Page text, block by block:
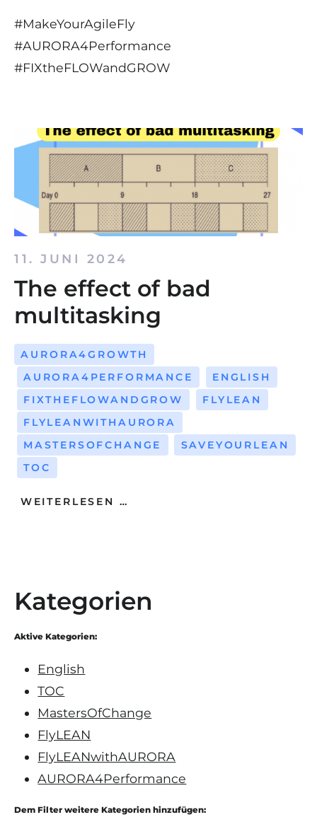
#MakeYourAgileFly
#AURORA4Performance
#FIXtheFLOWandGROW
11. JUNI 2024
The effect of bad
multitasking
AURORA4GROWTH
AURORA4PERFORMANCE
ENGLISH
FIXTHEFLOWANDGROW
FLYLEAN
FLYLEANWITHAURORA
MASTERSOFCHANGE
SAVEYOURLEAN
TOC
WEITERLESEN …
Kategorien
Aktive Kategorien:
English
TOC
MastersOfChange
FlyLEAN
FlyLEANwithAURORA
AURORA4Performance
Dem Filter weitere Kategorien hinzufügen: